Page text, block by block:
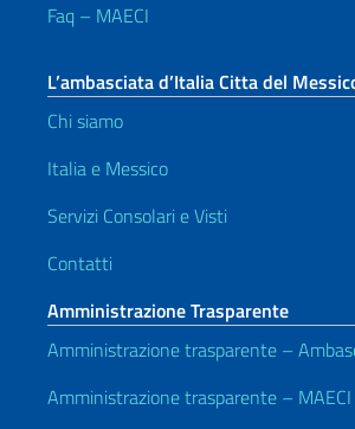
Faq – MAECI
L’ambasciata d’Italia Citta del
Chi siamo
Italia e Messico
Servizi Consolari e Visti
Contatti
Amministrazione Trasparente
Amministrazione trasparente –
Amministrazione trasparente – MAECI